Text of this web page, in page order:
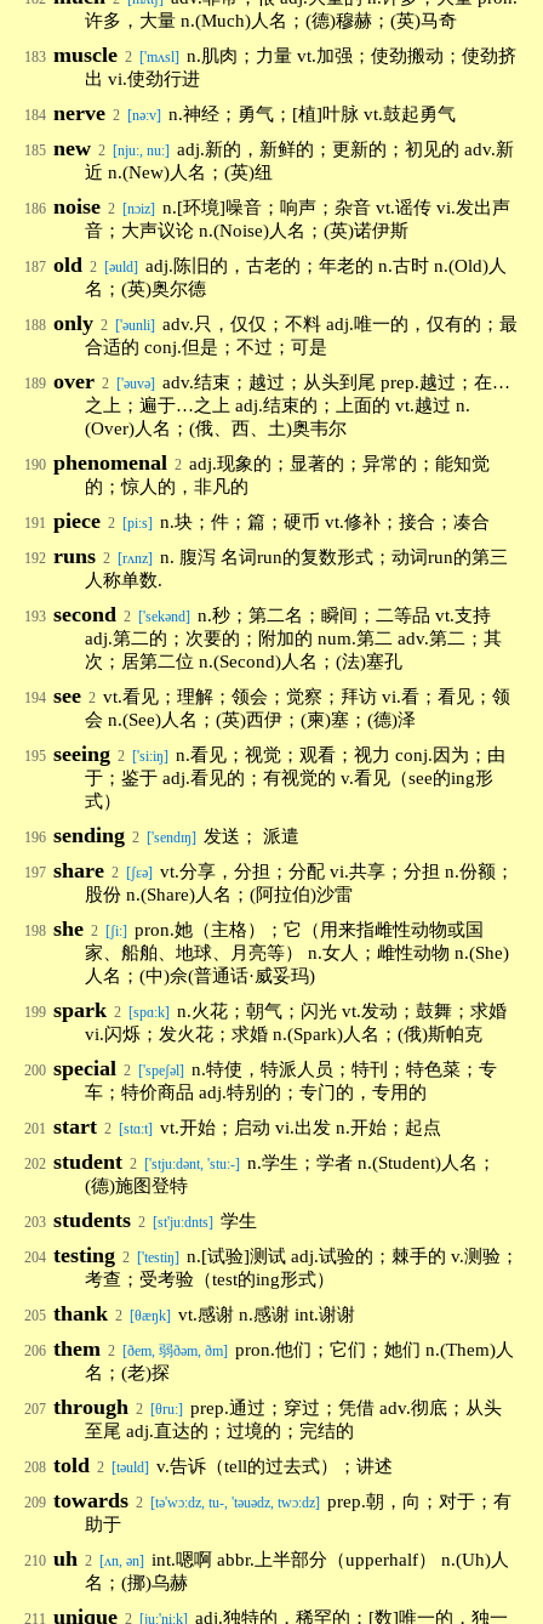
许多，大量 n.(Much)人名；(德)穆赫；(英)马奇
183 muscle 2 ['mʌsl] n.肌肉；力量 vt.加强；使劲搬动；使劲挤
出 vi.使劲行进
184 nerve 2 [nə:v] n.神经；勇气；[植]叶脉 vt.鼓起勇气
185 new 2 [nju:, nu:] adj.新的，新鲜的；更新的；初见的 adv.新
近 n.(New)人名；(英)纽
186 noise 2 [nɔiz] n.[环境]噪音；响声；杂音 vt.谣传 vi.发出声
音；大声议论 n.(Noise)人名；(英)诺伊斯
187 old 2 [əuld] adj.陈旧的，古老的；年老的 n.古时 n.(Old)人
名；(英)奥尔德
188 only 2 ['əunli] adv.只，仅仅；不料 adj.唯一的，仅有的；最
合适的 conj.但是；不过；可是
189 over 2 ['əuvə] adv.结束；越过；从头到尾 prep.越过；在…
之上；遍于…之上 adj.结束的；上面的 vt.越过 n.
(Over)人名；(俄、西、土)奥韦尔
190 phenomenal 2 adj.现象的；显著的；异常的；能知觉
的；惊人的，非凡的
191 piece 2 [pi:s] n.块；件；篇；硬币 vt.修补；接合；凑合
192 runs 2 [rʌnz] n. 腹泻 名词run的复数形式；动词run的第三
人称单数.
193 second 2 ['sekənd] n.秒；第二名；瞬间；二等品 vt.支持
adj.第二的；次要的；附加的 num.第二 adv.第二；其
次；居第二位 n.(Second)人名；(法)塞孔
194 see 2 vt.看见；理解；领会；觉察；拜访 vi.看；看见；领
会 n.(See)人名；(英)西伊；(柬)塞；(德)泽
195 seeing 2 ['si:iŋ] n.看见；视觉；观看；视力 conj.因为；由
于；鉴于 adj.看见的；有视觉的 v.看见（see的ing形
式）
196 sending 2 ['sendɪŋ] 发送； 派遣
197 share 2 [ʃεə] vt.分享，分担；分配 vi.共享；分担 n.份额；
股份 n.(Share)人名；(阿拉伯)沙雷
198 she 2 [ʃi:] pron.她（主格）；它（用来指雌性动物或国
家、船舶、地球、月亮等） n.女人；雌性动物 n.(She)
人名；(中)佘(普通话·威妥玛)
199 spark 2 [spɑ:k] n.火花；朝气；闪光 vt.发动；鼓舞；求婚
vi.闪烁；发火花；求婚 n.(Spark)人名；(俄)斯帕克
200 special 2 ['speʃəl] n.特使，特派人员；特刊；特色菜；专
车；特价商品 adj.特别的；专门的，专用的
201 start 2 [stɑ:t] vt.开始；启动 vi.出发 n.开始；起点
202 student 2 ['stju:dənt, 'stu:-] n.学生；学者 n.(Student)人名；
(德)施图登特
203 students 2 [st'juːdnts] 学生
204 testing 2 ['testiŋ] n.[试验]测试 adj.试验的；棘手的 v.测验；
考查；受考验（test的ing形式）
205 thank 2 [θæŋk] vt.感谢 n.感谢 int.谢谢
206 them 2 [ðem, 弱ðəm, ðm] pron.他们；它们；她们 n.(Them)人
名；(老)探
207 through 2 [θru:] prep.通过；穿过；凭借 adv.彻底；从头
至尾 adj.直达的；过境的；完结的
208 told 2 [təuld] v.告诉（tell的过去式）；讲述
209 towards 2 [tə'wɔ:dz, tu-, 'təuədz, twɔ:dz] prep.朝，向；对于；有
助于
210 uh 2 [ʌn, ən] int.嗯啊 abbr.上半部分（upperhalf） n.(Uh)人
名；(挪)乌赫
211 unique 2 [ju:'ni:k] adj.独特的，稀罕的；[数]唯一的，独一